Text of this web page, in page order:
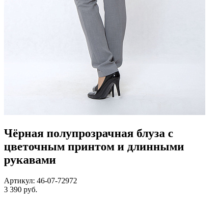
Чёрная полупрозрачная блуза с
цветочным принтом и длинными
рукавами
Артикул: 46-07-72972
3 390 руб.